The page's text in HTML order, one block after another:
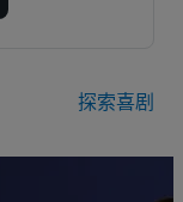
探索喜剧